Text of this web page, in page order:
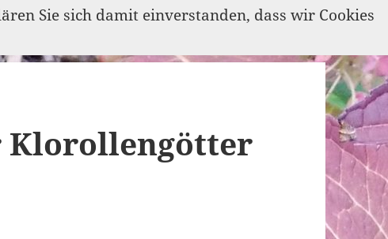
Klorollengötter
Sie sich damit einverstanden, dass wir Cookies